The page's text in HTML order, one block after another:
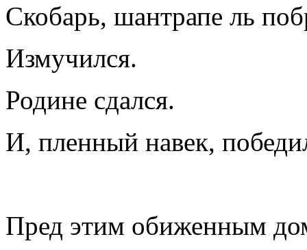
Скобарь, шантрапе ль
Измучился.
Родине сдался.
И, пленный навек,
Пред этим обиженным